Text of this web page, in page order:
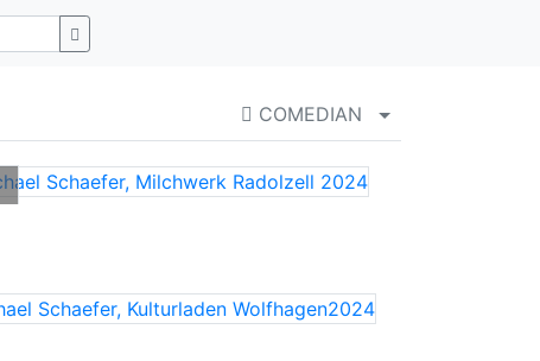
COMEDIAN Menü aufklappen